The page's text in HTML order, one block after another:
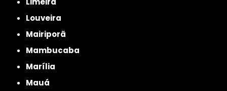
Louveira
Mairiporã
Mambucaba
Marília
Mauá